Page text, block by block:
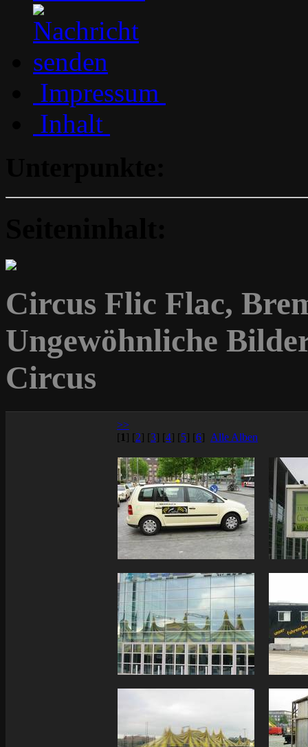
Impressum
Inhalt
Circus Flic Flac,
Ungewöhnliche
Circus
>>
[ 1 ] [2] [3] [4] [5] [6] Alle Alben